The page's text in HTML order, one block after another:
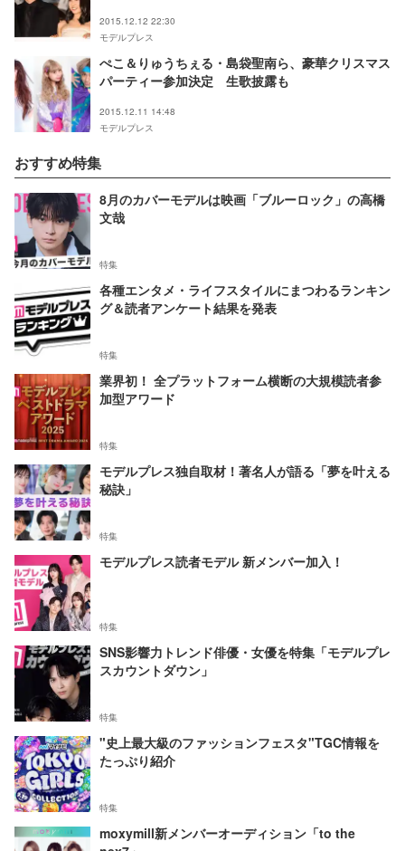
2015.12.12 22:30
モデルプレス
ぺこ＆りゅうちぇる・島袋聖南ら、豪華クリスマス
パーティー参加決定 生歌披露も
2015.12.11 14:48
モデルプレス
おすすめ特集
8月のカバーモデルは映画「ブルーロック」の高橋
文哉
特集
各種エンタメ・ライフスタイルにまつわるランキン
グ＆読者アンケート結果を発表
特集
業界初！ 全プラットフォーム横断の大規模読者参
加型アワード
特集
モデルプレス独自取材！著名人が語る「夢を叶える
秘訣」
特集
モデルプレス読者モデル 新メンバー加入！
特集
SNS影響力トレンド俳優・女優を特集「モデルプレ
スカウントダウン」
特集
"史上最大級のファッションフェスタ"TGC情報を
たっぷり紹介
特集
moxymill新メンバーオーディション「to the